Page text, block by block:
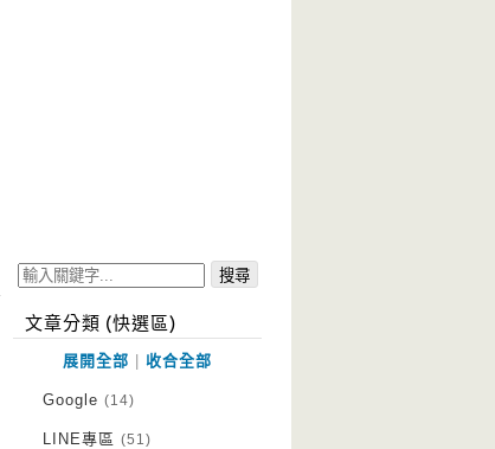
文章分類 (快選區)
展開全部 收合全部
Google (14)
LINE專區 (51)